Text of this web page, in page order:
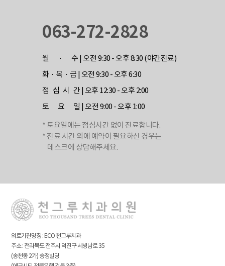
063-272-2828
월 · 수 | 오전 9:30 - 오후 8:30 (야간진료)
화 · 목 · 금 | 오전 9:30 - 오후 6:30
점 심 시 간 | 오후 12:30 - 오후 2:00
토 요 일 | 오전 9:00 - 오후 1:00
* 토요일에는 점심시간 없이 진료합니다.
* 진료 시간 외에 예약이 필요하신 경우는
데스크에 상담해주세요.
의료기관명칭 : ECO 천그루치과
주소 : 전라북도 전주시 덕진구 세병남로 35
(송천동 2가) 승정빌딩